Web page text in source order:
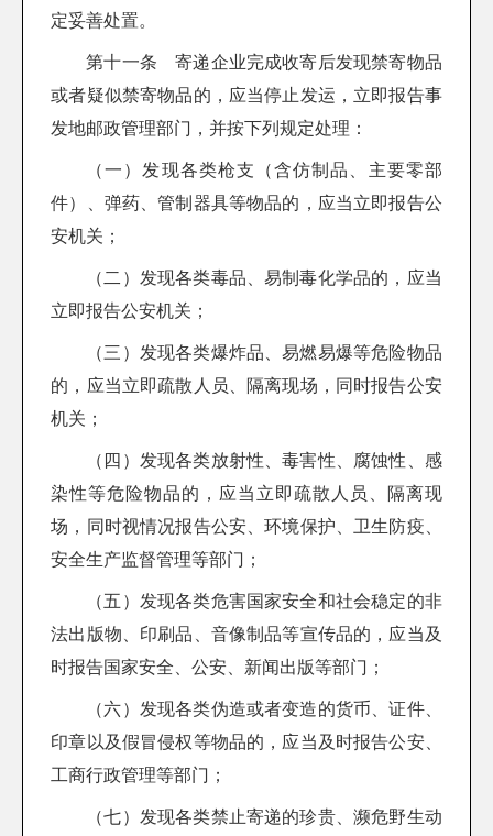
定妥善处置。
第十一条 寄递企业完成收寄后发现禁寄物品
或者疑似禁寄物品的，应当停止发运，立即报告事
发地邮政管理部门，并按下列规定处理：
（一）发现各类枪支（含仿制品、主要零部
件）、弹药、管制器具等物品的，应当立即报告公
安机关；
（二）发现各类毒品、易制毒化学品的，应当
立即报告公安机关；
（三）发现各类爆炸品、易燃易爆等危险物品
的，应当立即疏散人员、隔离现场，同时报告公安
机关；
（四）发现各类放射性、毒害性、腐蚀性、感
染性等危险物品的，应当立即疏散人员、隔离现
场，同时视情况报告公安、环境保护、卫生防疫、
安全生产监督管理等部门；
（五）发现各类危害国家安全和社会稳定的非
法出版物、印刷品、音像制品等宣传品的，应当及
时报告国家安全、公安、新闻出版等部门；
（六）发现各类伪造或者变造的货币、证件、
印章以及假冒侵权等物品的，应当及时报告公安、
工商行政管理等部门；
（七）发现各类禁止寄递的珍贵、濒危野生动